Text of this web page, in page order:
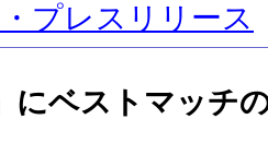
プレスリリース
にベストマッチ